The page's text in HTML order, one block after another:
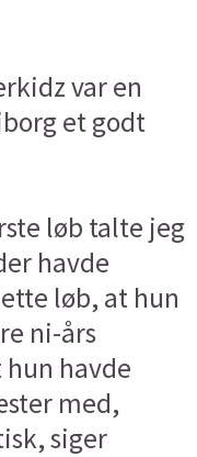
var en
et godt
løb talte jeg
havde
løb, at hun
ni-års
hun havde
med,
siger